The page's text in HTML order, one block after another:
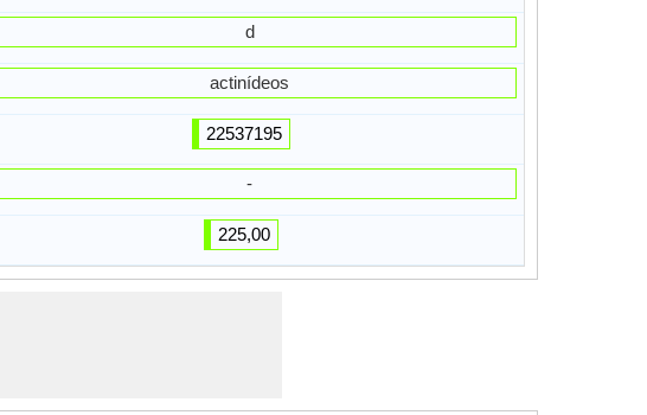
d
actinídeos
22537195
-
225,00